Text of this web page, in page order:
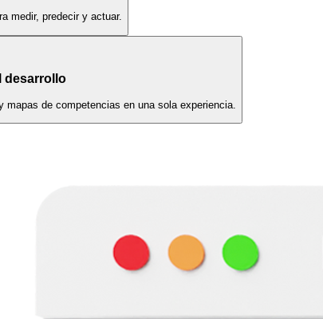
medir, predecir y actuar.
desarrollo
de competencias en una sola experiencia.